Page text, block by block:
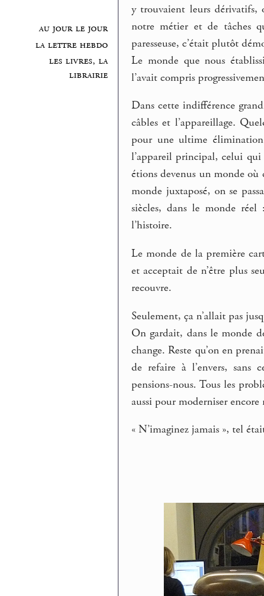
au jour le jour
la lettre hebdo
les livres, la
librairie
y trouvaient leurs dérivatifs,
notre métier et de tâches
paresseuse, c’était plutôt
Le monde que nous
l’avait compris
Dans cette indifférence
câbles et l’appareillage.
pour une ultime
l’appareil principal, celui
étions devenus un monde
monde juxtaposé, on se
siècles, dans le monde
l’histoire.
Le monde de la première
et acceptait de n’être plus
recouvre.
Seulement, ça n’allait pas
On gardait, dans le monde
change. Reste qu’on en
de refaire à l’envers, sans
pensions-nous. Tous les
aussi pour moderniser encore
« N’imaginez jamais », tel